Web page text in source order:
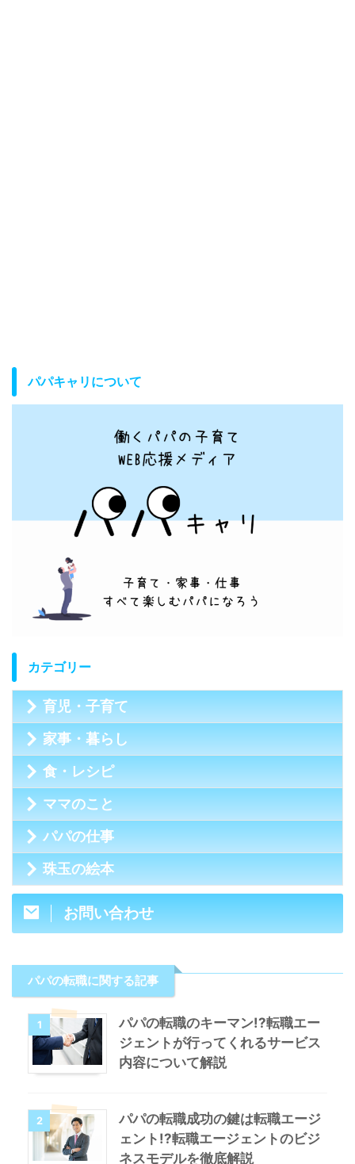
パパキャリについて
カテゴリー
育児・子育て
家事・暮らし
食・レシピ
ママのこと
パパの仕事
珠玉の絵本
お問い合わせ
パパの転職に関する記事
1
パパの転職のキーマン!?転職エー
ジェントが行ってくれるサービス
内容について解説
2
パパの転職成功の鍵は転職エージ
ェント!?転職エージェントのビジ
ネスモデルを徹底解説